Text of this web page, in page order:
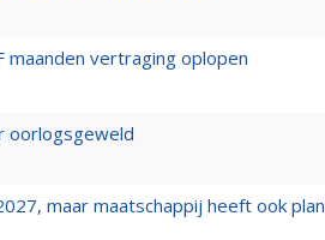
maanden vertraging oplopen
oorlogsgeweld
maar maatschappij heeft ook plan